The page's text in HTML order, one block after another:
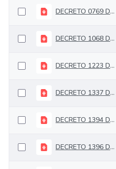
DECRETO 0769 DEL 07 DE JULIO DE 2025
DECRETO 1068 DEL 15 DE OCTUBRE DE 2025
DECRETO 1223 DEL 14 DE NOVIEMBRE DE 2025
DECRETO 1337 DEL 10 DE DICIEMBRE DE 2025
DECRETO 1394 DEL 22 DE DICIEMBRE DE 2025
DECRETO 1396 DEL 22 DE DICIEMBRE DE 2025